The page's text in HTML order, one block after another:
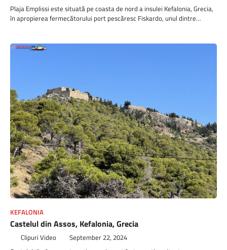
Plaja Emplissi este situată pe coasta de nord a insulei Kefalonia, Grecia,
în apropierea fermecătorului port pescăresc Fiskardo, unul dintre…
KEFALONIA
Castelul din Assos, Kefalonia, Grecia
Clipuri Video September 22, 2024